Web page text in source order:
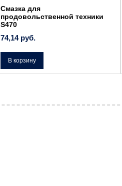
Смазка для
продовольственной техники
S470
74,14 руб.
В корзину